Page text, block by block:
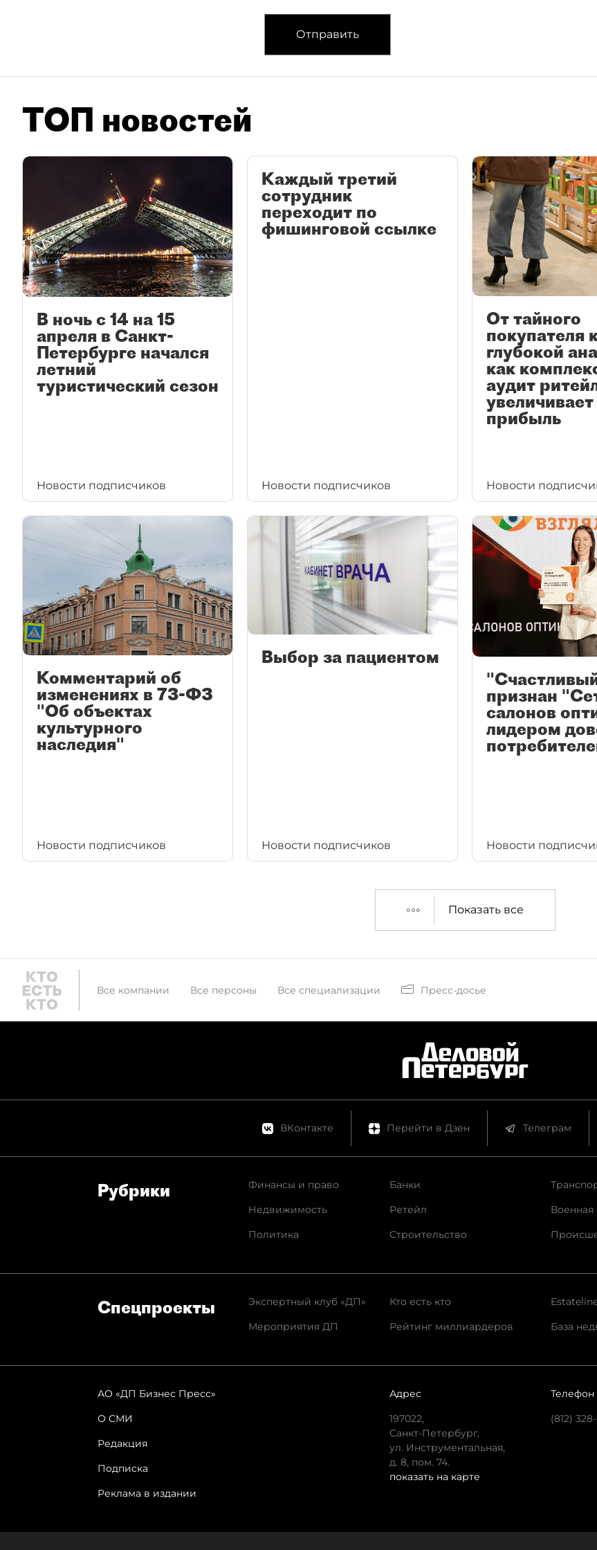
Отправить
ТОП новостей
В ночь с 14 на 15
апреля в Санкт-
Петербурге начался
летний
туристический сезон
Новости подписчиков
Каждый третий
сотрудник
переходит по
фишинговой ссылке
Новости подписчиков
От тайного
покупателя
глубокой
как
аудит
увеличивает
прибыль
Новости
Комментарий об
изменениях в 73-ФЗ
"Об объектах
культурного
наследия"
Новости подписчиков
Выбор за пациентом
Новости подписчиков
признан
салонов
лидером
Новости
Показать все
Все компании Все персоны Все специализации Пресс-досье
ВКонтакте Перейти в Дзен Телеграм
Рубрики
Финансы и право
Недвижимость
Политика
Банки
Ретейл
Строительство
Спец­проекты
Экспертный клуб «ДП»
Мероприятия ДП
Кто есть кто
Рейтинг миллиардеров
База
АО «ДП Бизнес Пресс»
О СМИ
Редакция
Подписка
Реклама в издании
Адрес
197022,
Санкт-Петербург,
ул. Инструментальная,
д. 8, пом. 74.
показать на карте
Телефон
(812)